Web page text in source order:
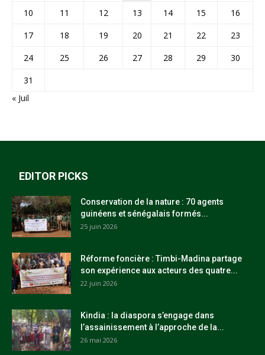
10
11 12 13 14 15
16
17
18 19 20 21 22
23
24
25 26 27 28 29
30
31
« Juil
EDITOR PICKS
Conservation de la nature : 70 agents
guinéens et sénégalais formés...
25 juin 2026
Réforme foncière : Timbi-Madina partage
son expérience aux acteurs des quatre...
22 juin 2026
Kindia : la diaspora s’engage dans
l’assainissement à l’approche de la...
26 mai 2026